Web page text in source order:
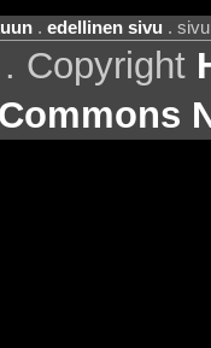
. edellinen sivu .
. Copyright
Commons